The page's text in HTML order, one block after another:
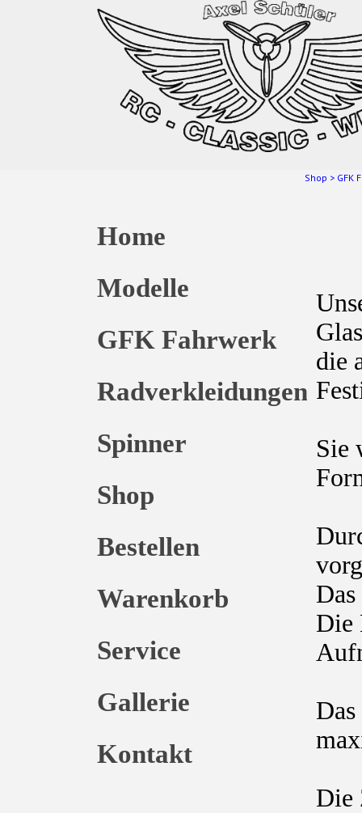
Home
Modelle
GFK Fahrwerk
Radverkleidungen
Spinner
Shop
Bestellen
Warenkorb
Service
Gallerie
Kontakt
Shop > GFK
die
Sie
Die
Die